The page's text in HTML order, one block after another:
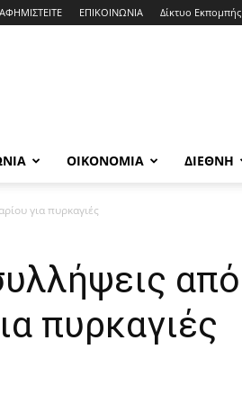
ΕΠΙΚΟΙΝΩΝΙΑ Δίκτυο Εκπομπής
ΟΙΚΟΝΟΜΙΑ ΔΙΕΘΝΗ
για πυρκαγιές
από
πυρκαγιές